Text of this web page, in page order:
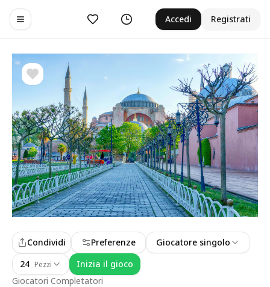
Toggle navigation menu
Preferiti Cronologia Accedi Registrati
Giocatori Completatori
Condividi Preferenze
Giocatore singolo
24 Pezzi Inizia il gioco